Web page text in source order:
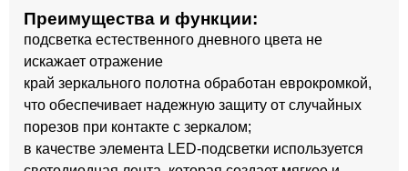
Преимущества и функции:
подсветка естественного дневного цвета не
искажает отражение
край зеркального полотна обработан еврокромкой,
что обеспечивает надежную защиту от случайных
порезов при контакте с зеркалом;
в качестве элемента LED-подсветки используется